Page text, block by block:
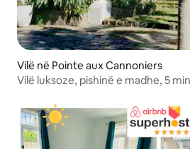
Vilë në Pointe aux Cannoniers
Vilë luksoze, pishinë e madhe, 5